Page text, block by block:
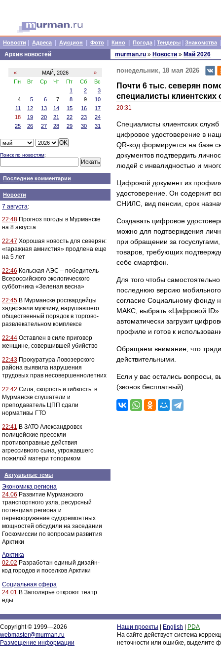
Новости Адреса Аукцион Фото Кино Погода Тендеры Знакомства
Архив новостей
« МАЙ, 2026
»
Пн
Вт Ср Чт Пт Сб
Вс
1
2
3
4
5 6 7 8 9
10
11
12 13 14 15 16
17
18
19 20 21 22 23
24
25
26 27 28 29 30 31
Поиск по новостям:
Последние комментарии
Новости
7 августа:
22:48 Прогноз погоды в Мурманске
на 8 августа
22:47 Хорошая новость для северян:
«гаражная амнистия» продлена еще
на 5 лет
22:46 Кольская АЭС – победитель
Всероссийского экологического
субботника «Зеленая весна»
22:45 В Мурманске росгвардейцы
задержали мужчину, нарушавшего
общественный порядок в торгово-
развлекательном комплексе
22:44 Оставлен в силе приговор
женщине, совершившей убийство
22:43 Прокуратура Ловозерского
района выявила нарушения
трудовых прав несовершеннолетних
22:42 Сила, скорость и гибкость: в
Мурманске слушатели и
преподаватель ЦПП сдали
нормативы ГТО
22:41 В ЗАТО Александровск
полицейские пресекли
противоправные действия
агрессивного сына, угрожавшего
пожилой матери топориком
Актуальные темы
Экономика региона
24.06 Развитие Мурманского
транспортного узла, ресурсный
потенциал региона и
перевооружение судоремонтных
мощностей обсудили на заседании
Госкомиссии по вопросам развития
Арктики
Арктика
02.02 Разработан единый дизайн-
код городов и поселков Арктики
Социальная сфера
24.01 В Заполярье откроют театр
еды
murman.ru » Новости » Май 2026
понедельник, 18 мая 2026
Почти 6 тыс. северян
специалисты
20:31
Специалисты клиентских
цифровое удостоверение в
QR-код формируется на базе
документов подтвердить
людей с инвалидностью и
Цифровой документ из
удостоверение. Он содержит
СНИЛС, вид пенсии, срок
Создавать цифровое
можно для подтверждения
при обращении за
товаров, требующих
себе смартфон.
Для того чтобы
последнюю версию
согласие Социальному фонду
МАКС, выбрать «Цифровой ID»
автоматически загрузит
профиле и готов к
Обращаем внимание, что
действительными.
Если у вас остались вопросы,
(звонок бесплатный).
Copyright © 1999—2026
webmaster@murman.ru
Размещение информации
Наши проекты English
PDA
На сайте действует система
неточности или ошибке, выделите